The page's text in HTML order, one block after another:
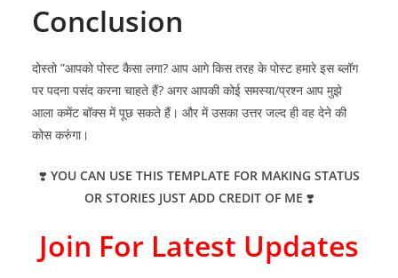
Conclusion
दोस्तो ”आपको पोस्ट कैसा लगा? आप आगे किस तरह के पोस्ट हमारे इस ब्लॉग
पर पदना पसंद करना चाहते हैं? अगर आपकी कोई समस्या/प्रश्न आप मुझे
आला कमेंट बॉक्स में पूछ सकते हैं। और में उसका उत्तर जल्द ही वह देने की
कोस करुंगा।
❣️ YOU CAN USE THIS TEMPLATE FOR MAKING STATUS
OR STORIES JUST ADD CREDIT OF ME ❣️
Join For Latest Updates